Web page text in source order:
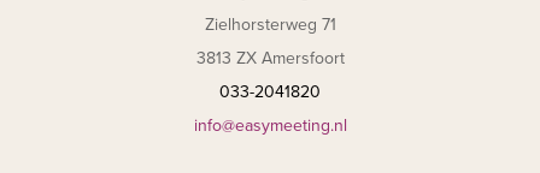
Zielhorsterweg 71
3813 ZX Amersfoort
033-2041820
info@easymeeting.nl